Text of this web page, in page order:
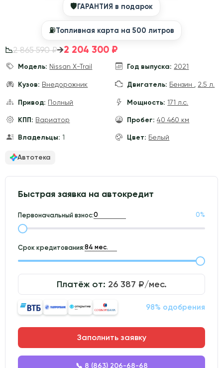
🛡ГАРАНТИЯ в подарок
⛽️Топливная карта на 500 литров
📉2 865 590 ₽→2 204 300 ₽
Модель: Nissan X-Trail Год выпуска: 2021
Кузов: Внедорожник Двигатель: Бензин 2.5 л.
Привод: Полный Мощность: 171 л.с.
КПП: Вариатор Пробег: 40 460 км
Владельцы: 1 Цвет: Белый
Автотека
Быстрая заявка на автокредит
Первоначальный взнос: 0%
Срок кредитования:
Платёж от: 26 387 ₽/мес.
98% одобрения
Заполнить заявку
📞 8 (863) 206-68-68